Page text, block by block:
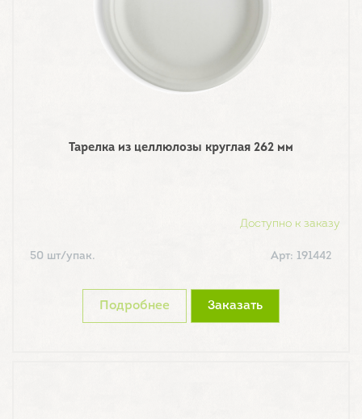
Тарелка из целлюлозы круглая 262 мм
Доступно к заказу
50 шт/упак. Арт: 191442
Подробнее Заказать